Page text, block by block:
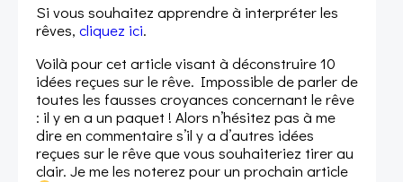
Si vous souhaitez apprendre à interpréter les
rêves, cliquez ici.
Voilà pour cet article visant à déconstruire 10
idées reçues sur le rêve. Impossible de parler de
toutes les fausses croyances concernant le rêve
: il y en a un paquet ! Alors n’hésitez pas à me
dire en commentaire s’il y a d’autres idées
reçues sur le rêve que vous souhaiteriez tirer au
clair. Je me les noterez pour un prochain article